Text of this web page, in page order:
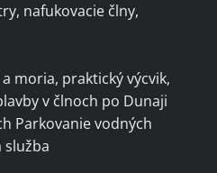
nafukovacie člny,
moria, praktický výcvik,
v člnoch po Dunaji
Parkovanie vodných
služba